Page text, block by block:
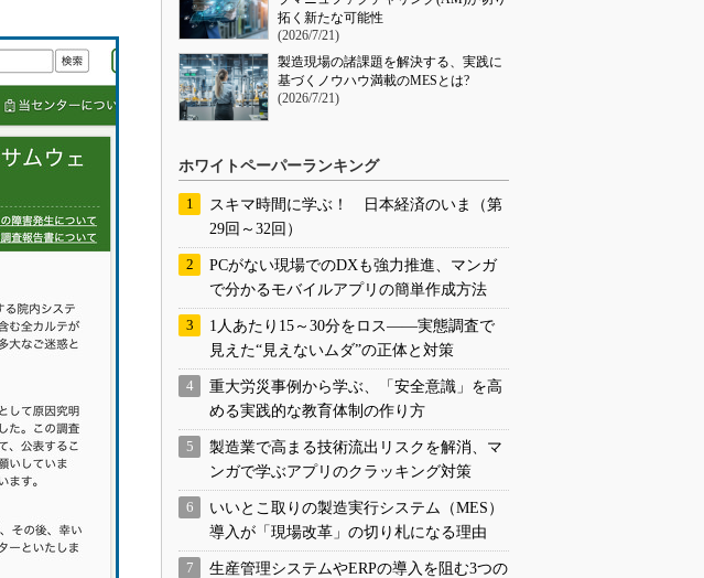
拓く新たな可能性
(2026/7/21)
製造現場の諸課題を解決する、実践に
基づくノウハウ満載のMESとは?
(2026/7/21)
ホワイトペーパーランキング
スキマ時間に学ぶ！ 日本経済のいま（第
29回～32回）
PCがない現場でのDXも強力推進、マンガ
で分かるモバイルアプリの簡単作成方法
1人あたり15～30分をロス――実態調査で
見えた“見えないムダ”の正体と対策
重大労災事例から学ぶ、「安全意識」を高
める実践的な教育体制の作り方
製造業で高まる技術流出リスクを解消、マ
ンガで学ぶアプリのクラッキング対策
いいとこ取りの製造実行システム（MES）
導入が「現場改革」の切り札になる理由
生産管理システムやERPの導入を阻む3つの